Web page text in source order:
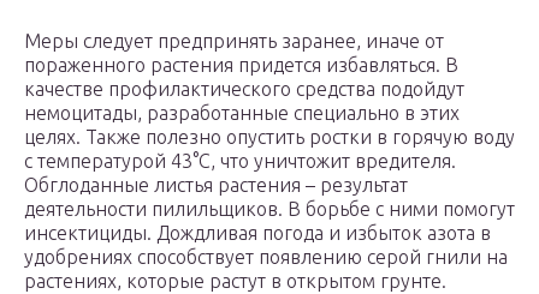
Меры следует предпринять заранее, иначе от
пораженного растения придется избавляться. В
качестве профилактического средства подойдут
немоцитады, разработанные специально в этих
целях. Также полезно опустить ростки в горячую воду
с температурой 43°С, что уничтожит вредителя.
Обглоданные листья растения – результат
деятельности пилильщиков. В борьбе с ними помогут
инсектициды. Дождливая погода и избыток азота в
удобрениях способствует появлению серой гнили на
растениях, которые растут в открытом грунте.